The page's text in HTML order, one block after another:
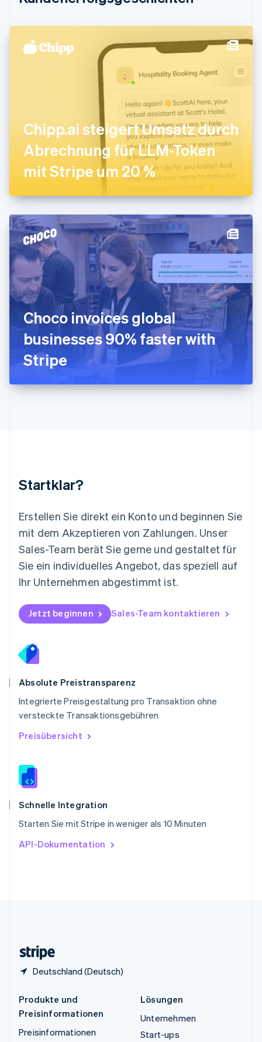
Chipp.ai steigert Umsatz durch
Abrechnung für LLM-Token
mit Stripe um 20 %
Choco invoices global
businesses 90% faster with
Stripe
Startklar?
Erstellen Sie direkt ein Konto und beginnen Sie
mit dem Akzeptieren von Zahlungen. Unser
Sales-Team berät Sie gerne und gestaltet für
Sie ein individuelles Angebot, das speziell auf
Ihr Unternehmen abgestimmt ist.
Jetzt beginnen Sales-Team kontaktieren
Absolute Preistransparenz
Integrierte Preisgestaltung pro Transaktion ohne
versteckte Transaktionsgebühren
Preisübersicht
Schnelle Integration
Starten Sie mit Stripe in weniger als 10 Minuten
API-Dokumentation
Deutschland (Deutsch)
简体中文English
EnglishSvenska
Indien
English
Irland
English
Japan
日本語English
Kanada
English
Kroatien
English Italiano
Lettland
English
Liechtenstein
Deutsch
Litauen
English
Luxemburg
FrançaisDeutsch
Malaysia
Malta
Nederlands English
Norwegen
Österreich
Polen
English
Portugal
Português English
Rumänien
Schweden
Svenska English
Deutsch
Singapur
English
Slowakei
Slowenien
EnglishItaliano
Sonderverwaltungsregion Hongkong,
Spanien
Thailand
ไทยEnglish
English
English
Produkte und
Preisinformationen
Preisinformationen
Lösungen
Unternehmen
Start-ups